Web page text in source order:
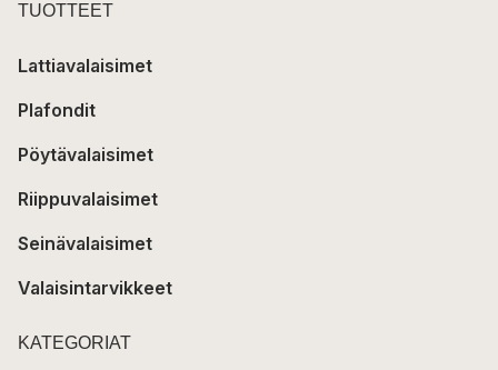
TUOTTEET
Lattiavalaisimet
Plafondit
Pöytävalaisimet
Riippuvalaisimet
Seinävalaisimet
Valaisintarvikkeet
KATEGORIAT